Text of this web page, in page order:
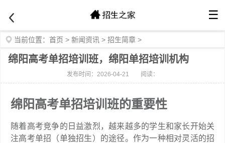
☰
当前位置： 首页 > 新闻资讯 > 招生简章 >
绵阳高考单招培训班，绵阳单招培训机构
发布时间：2026-04-21 阅读：
绵阳高考单招培训班的重要性
随着高考竞争的日益激烈，越来越多的学生和家长开始关
注高考单招（单独招生）的途径。作为一种相对灵活的招